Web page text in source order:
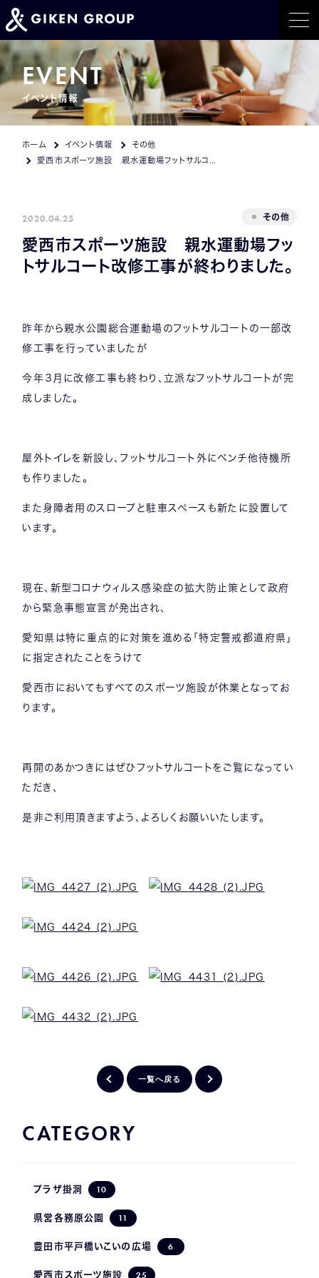
ホーム
事業紹介
採用情報
EVENT
イベント情報
ホーム イベント情報
その他
2020.04.25 その他
愛西市スポーツ施設 親水運動場フッ
トサルコート改修工事が終わりました。
昨年から親水公園総合運動場のフットサルコートの一部改
修工事を行っていましたが
今年３月に改修工事も終わり、立派なフットサルコートが完
成しました。
屋外トイレを新設し、フットサルコート外にベンチ他待機所
も作りました。
また身障者用のスロープと駐車スペースも新たに設置して
います。
現在、新型コロナウィルス感染症の拡大防止策として政府
から緊急事態宣言が発出され、
愛知県は特に重点的に対策を進める「特定警戒都道府県」
に指定されたことをうけて
愛西市においてもすべてのスポーツ施設が休業となってお
ります。
再開のあかつきにはぜひフットサルコートをご覧になってい
ただき、
是非ご利用頂きますよう、よろしくお願いいたします。
一覧へ戻る
CATEGORY
プラザ掛洞 10
県営各務原公園 11
豊田市平戸橋いこいの広場 6
愛西市スポーツ施設 25